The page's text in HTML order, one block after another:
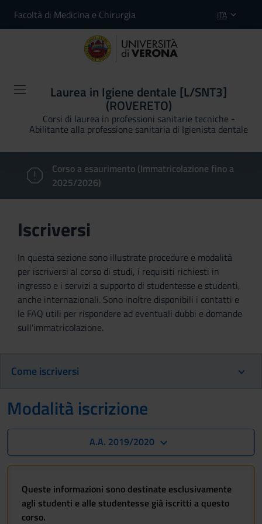
Facoltà di Medicina e Chirurgia ITA
Laurea in Igiene dentale [L/SNT3]
(ROVERETO)
Corsi di laurea in professioni sanitarie tecniche -
Abilitante alla professione sanitaria di Igienista dentale
Corso a esaurimento (Immatricolazione fino a
2025/2026)
Iscriversi
In questa sezione sono illustrate procedure e modalità
per iscriversi al corso di studi, i requisiti richiesti in
ingresso e i servizi a supporto di studentesse e studenti,
anche internazionali. Sono inoltre disponibili i contatti e
le FAQ utili per rispondere ad eventuali dubbi e domande
sull'immatricolazione.
Come iscriversi
Modalità iscrizione
A.A. 2019/2020
Queste informazioni sono destinate esclusivamente
agli studenti e alle studentesse già iscritti a questo
corso.